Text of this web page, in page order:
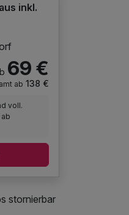
inkl.
69 €
ab 138 €
voll.
stornierbar